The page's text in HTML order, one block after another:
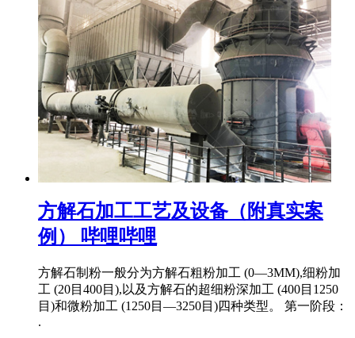
方解石加工工艺及设备（附真实案
例） 哔哩哔哩
方解石制粉一般分为方解石粗粉加工 (0―3MM),细粉加
工 (20目400目),以及方解石的超细粉深加工 (400目1250
目)和微粉加工 (1250目―3250目)四种类型。 第一阶段：
.